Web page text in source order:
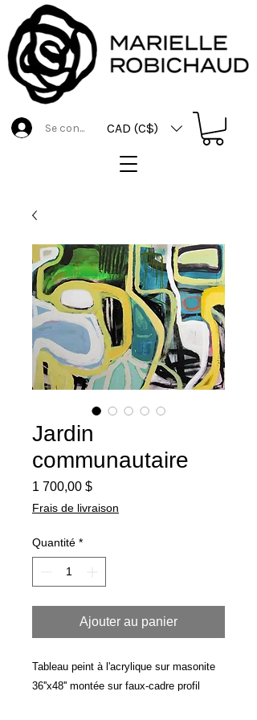
CAD (C$)
Se connecter
Jardin
communautaire
1 700,00 $Prix
Frais de livraison
Quantité *
Ajouter au panier
Tableau peint à l'acrylique sur masonite
36''x48'' montée sur faux-cadre profil